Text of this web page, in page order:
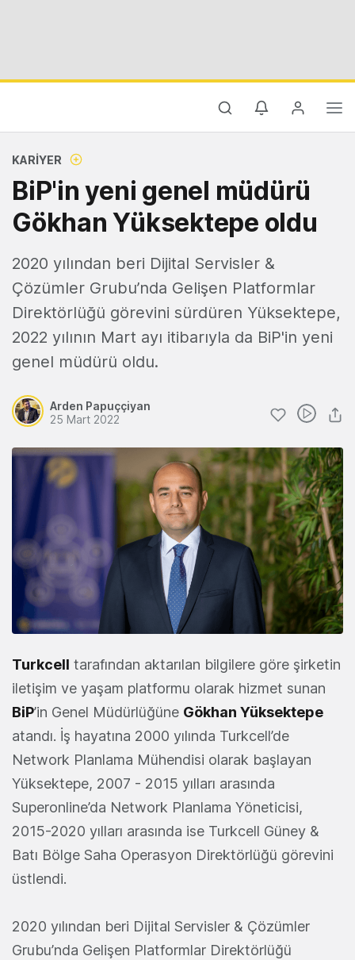
KARIYER
BiP'in yeni genel müdürü
Gökhan Yüksektepe oldu
2020 yılından beri Dijital Servisler &
Çözümler Grubu’nda Gelişen Platformlar
Direktörlüğü görevini sürdüren Yüksektepe,
2022 yılının Mart ayı itibarıyla da BiP'in yeni
genel müdürü oldu.
Arden Papuççiyan
25 Mart 2022
Turkcell tarafından aktarılan bilgilere göre şirketin
iletişim ve yaşam platformu olarak hizmet sunan
BiP’in Genel Müdürlüğüne Gökhan Yüksektepe
atandı. İş hayatına 2000 yılında Turkcell’de
Network Planlama Mühendisi olarak başlayan
Yüksektepe, 2007 - 2015 yılları arasında
Superonline’da Network Planlama Yöneticisi,
2015-2020 yılları arasında ise Turkcell Güney &
Batı Bölge Saha Operasyon Direktörlüğü görevini
üstlendi.
2020 yılından beri Dijital Servisler & Çözümler
Grubu’nda Gelişen Platformlar Direktörlüğü